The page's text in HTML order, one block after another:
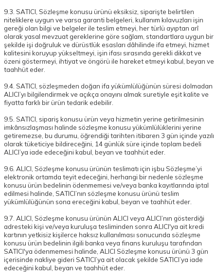
9.3. SATICI, Sözleşme konusu ürünü eksiksiz, siparişte belirtilen
niteliklere uygun ve varsa garanti belgeleri, kullanım kılavuzları işin
gereği olan bilgi ve belgeler ile teslim etmeyi, her türlü ayıptan arî
olarak yasal mevzuat gereklerine göre sağlam, standartlara uygun bir
şekilde işi doğruluk ve dürüstlük esasları dâhilinde ifa etmeyi, hizmet
kalitesini koruyup yükseltmeyi, işin ifası sırasında gerekli dikkat ve
özeni göstermeyi, ihtiyat ve öngörü ile hareket etmeyi kabul, beyan ve
taahhüt eder.
9.4. SATICI, sözleşmeden doğan ifa yükümlülüğünün süresi dolmadan
ALICI’yı bilgilendirmek ve açıkça onayını almak suretiyle eşit kalite ve
fiyatta farklı bir ürün tedarik edebilir.
9.5. SATICI, sipariş konusu ürün veya hizmetin yerine getirilmesinin
imkânsızlaşması halinde sözleşme konusu yükümlülüklerini yerine
getiremezse, bu durumu, öğrendiği tarihten itibaren 3 gün içinde yazılı
olarak tüketiciye bildireceğini, 14 günlük süre içinde toplam bedeli
ALICI’ya iade edeceğini kabul, beyan ve taahhüt eder.
9.6. ALICI, Sözleşme konusu ürünün teslimatı için işbu Sözleşme’yi
elektronik ortamda teyit edeceğini, herhangi bir nedenle sözleşme
konusu ürün bedelinin ödenmemesi ve/veya banka kayıtlarında iptal
edilmesi halinde, SATICI’nın sözleşme konusu ürünü teslim
yükümlülüğünün sona ereceğini kabul, beyan ve taahhüt eder.
9.7. ALICI, Sözleşme konusu ürünün ALICI veya ALICI’nın gösterdiği
adresteki kişi ve/veya kuruluşa tesliminden sonra ALICI'ya ait kredi
kartının yetkisiz kişilerce haksız kullanılması sonucunda sözleşme
konusu ürün bedelinin ilgili banka veya finans kuruluşu tarafından
SATICI'ya ödenmemesi halinde, ALICI Sözleşme konusu ürünü 3 gün
içerisinde nakliye gideri SATICI’ya ait olacak şekilde SATICI’ya iade
edeceğini kabul, beyan ve taahhüt eder.